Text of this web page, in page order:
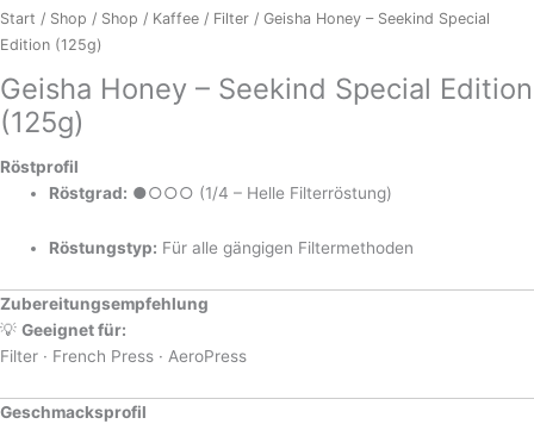
Start / Shop / Shop / Kaffee / Filter / Geisha Honey – Seekind Special
Edition (125g)
Geisha Honey – Seekind Special Edition
(125g)
Röstprofil
Röstgrad: ●○○○ (1/4 – Helle Filterröstung)
Röstungstyp: Für alle gängigen Filtermethoden
Zubereitungsempfehlung
💡 Geeignet für:
Filter · French Press · AeroPress
Geschmacksprofil
-
Seekind
Edition
(125g)